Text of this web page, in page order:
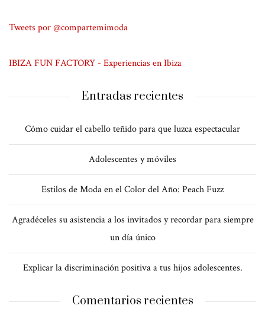
Tweets por @compartemimoda
IBIZA FUN FACTORY - Experiencias en Ibiza
Entradas recientes
Cómo cuidar el cabello teñido para que luzca espectacular
Adolescentes y móviles
Estilos de Moda en el Color del Año: Peach Fuzz
Agradéceles su asistencia a los invitados y recordar para siempre
un día único
Explicar la discriminación positiva a tus hijos adolescentes.
Comentarios recientes